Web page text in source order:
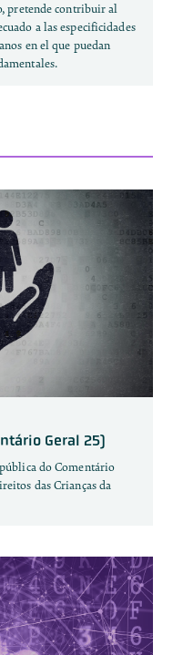
pretende contribuir al
a las especificidades
en el que puedan
Geral 25)
do Comentário
das Crianças da